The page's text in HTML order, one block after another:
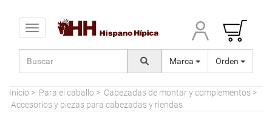
Toggle navigation
Marca Orden
Inicio > Para el caballo > Cabezadas de montar y complementos >
Accesorios y piezas para cabezadas y riendas